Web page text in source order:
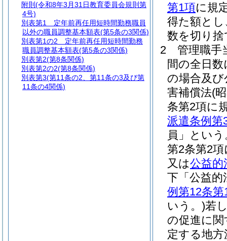
第1項に規
得た額と
数を切り
2
管理職手
間の全日
の場合及
害補償法(
条第2項に
派遣条例第
員」という
第2条第2
又は公益的
下「公益的
例第12条第
いう。)若
の促進に
定する地
附則 (令和8年3月31日教育委員会規則第
4号)
別表第1
定年前再任用短時間勤務職員
以外の職員調整基本額表(第5条の3関係)
別表第1の2 定年前再任用短時間勤務
職員調整基本額表(第5条の3関係)
別表第2(第8条関係)
別表第2の2(第8条関係)
別表第3(第11条の2、第11条の3及び第
11条の4関係)